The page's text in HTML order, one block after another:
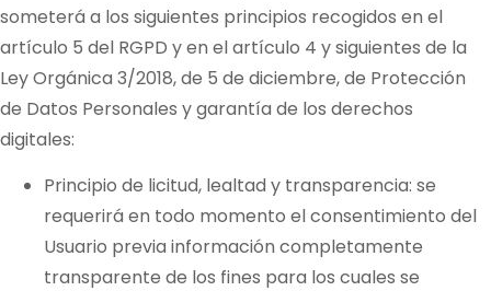
someterá a los siguientes principios recogidos en el
artículo 5 del RGPD y en el artículo 4 y siguientes de la
Ley Orgánica 3/2018, de 5 de diciembre, de Protección
de Datos Personales y garantía de los derechos
digitales:
Principio de licitud, lealtad y transparencia: se
requerirá en todo momento el consentimiento del
Usuario previa información completamente
transparente de los fines para los cuales se